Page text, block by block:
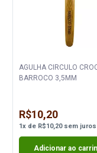
AGULHA CIRCULO
BARROCO 3,5MM
R$10,20
1x de R$10,20sem juros
Adicionar ao